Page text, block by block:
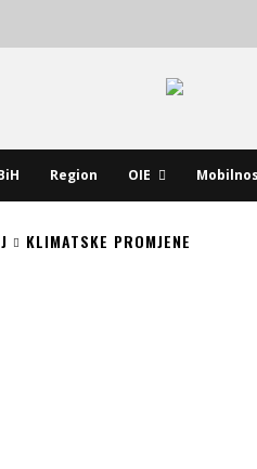
Region OIE
KLIMATSKE PROMJENE